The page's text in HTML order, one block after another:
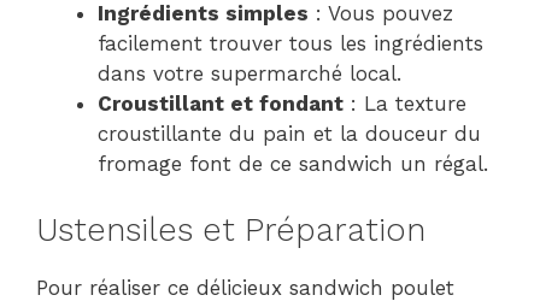
Ingrédients simples : Vous pouvez
facilement trouver tous les ingrédients
dans votre supermarché local.
Croustillant et fondant : La texture
croustillante du pain et la douceur du
fromage font de ce sandwich un régal.
Ustensiles et Préparation
Pour réaliser ce délicieux sandwich poulet